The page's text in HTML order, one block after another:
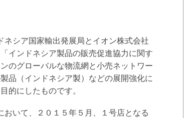
シア国家輸出発展局とイオン株式会社
インドネシア製品の販売促進協力に関す
のグローバルな物流網と小売ネットワー
品（インドネシア製）などの展開強化に
的にしたものです。
いて、２０１５年５月、１号店となる